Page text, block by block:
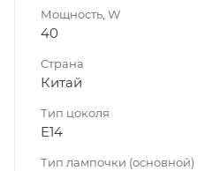
Мощность, W
40
Страна
Китай
Тип цоколя
E14
Тип лампочки (основной)